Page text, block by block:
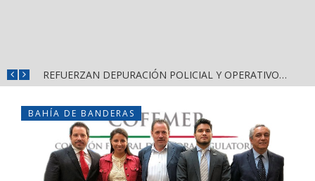
REFUERZAN DEPURACIÓN POLICIAL Y OPERATIVOS EN FRONTERAS DE NAYARIT
BAHÍA DE BANDERAS